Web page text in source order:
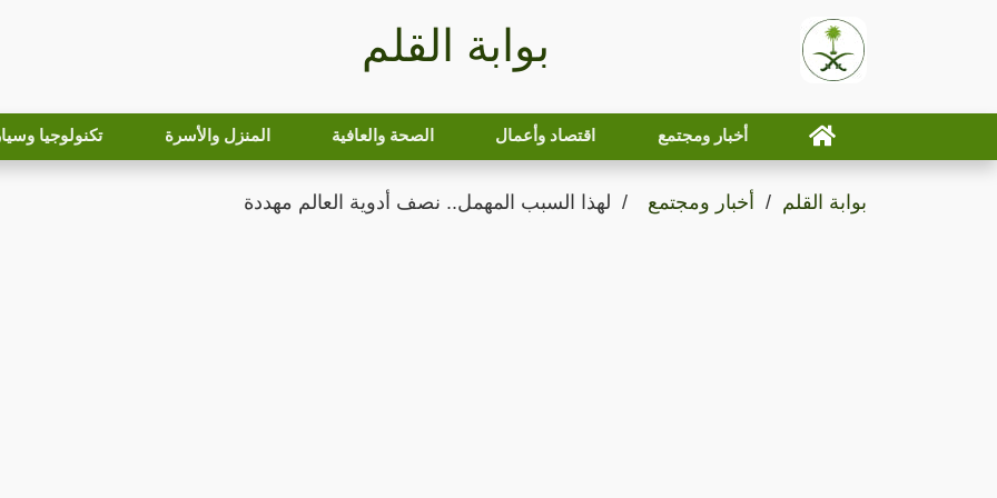
بوابة القلم
أخبار ومجتمع اقتصاد وأعمال الصحة والعافية المنزل والأسرة تكنولوجيا
بوابة القلم أخبار ومجتمع لهذا السبب المهمل.. نصف أدوية العالم مهددة